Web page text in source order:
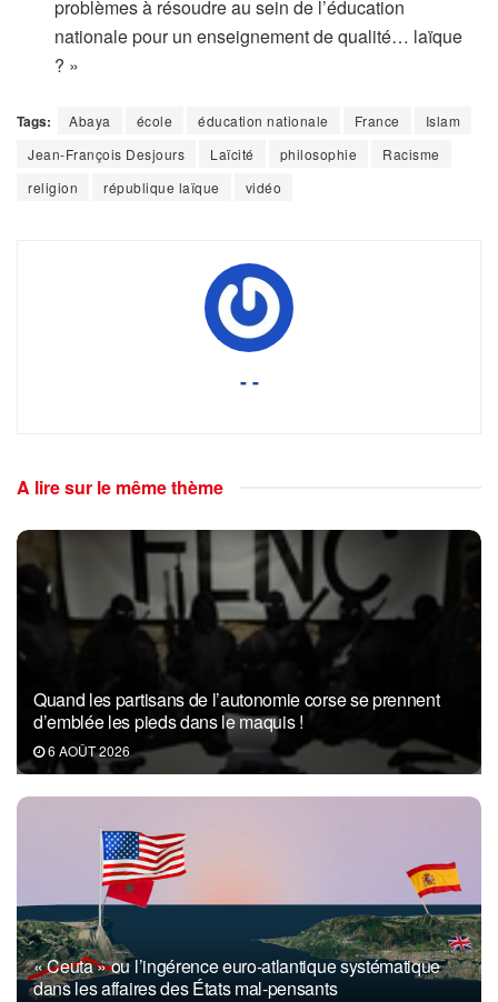
problèmes à résoudre au sein de l’éducation
nationale pour un enseignement de qualité… laïque
? »
Tags: Abaya école éducation nationale France
Islam
Jean-François Desjours
Laïcité philosophie
Racisme
religion
république laïque vidéo
- -
A lire sur le même thème
Quand les partisans de l’autonomie corse se prennent
d’emblée les pieds dans le maquis !
6 AOÛT 2026
« Ceuta » ou l’ingérence euro-atlantique systématique
dans les affaires des États mal-pensants